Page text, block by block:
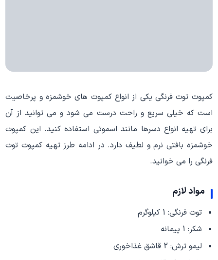
کمپوت توت فرنگی یکی از انواع کمپوت های خوشمزه و پرخاصیت
است که خیلی سریع و راحت درست می شود و می توانید از آن
برای تهیه انواع دسرها مانند اسموتی استفاده کنید. این کمپوت
خوشمزه بافتی نرم و لطیف دارد. در ادامه طرز تهیه کمپوت توت
فرنگی را می خوانید.
مواد لازم
توت فرنگی: 1 کیلوگرم
شکر: 1 پیمانه
لیمو ترش: 2 قاشق غذاخوری